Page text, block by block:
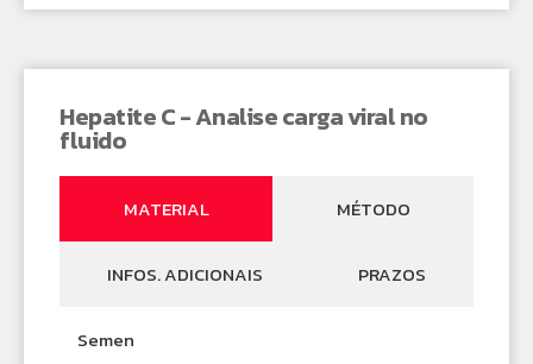
Hepatite C - Analise carga viral no
fluido
MATERIAL MÉTODO
INFOS. ADICIONAIS PRAZOS
Semen